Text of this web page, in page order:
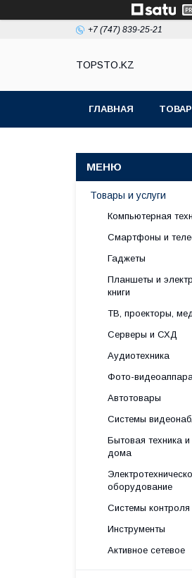
+7 (747) 839-25-21
TOPSTO.KZ
ГЛАВНАЯ
Товары и услуги
Компьютерная
Смартфоны и
Гаджеты
Планшеты и
книги
ТВ, проекторы,
Серверы и СХД
Аудиотехника
Фото-
Автотовары
Системы
Бытовая техника
дома
оборудование
Системы контроля
Инструменты
Активное сетевое